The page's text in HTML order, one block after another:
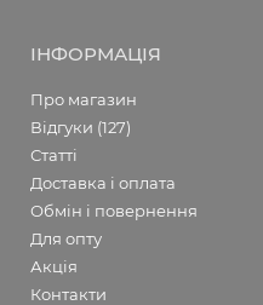
ІНФОРМАЦІЯ
Про магазин
Відгуки (127)
Статті
Доставка і оплата
Обмін і повернення
Для опту
Акція
Контакти